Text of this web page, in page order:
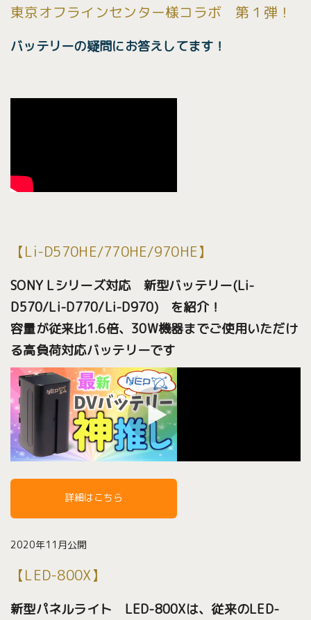
東京オフラインセンター様コラボ 第１弾！
バッテリーの疑問にお答えしてます！
【Li-D570HE/770HE/970HE】
SONY Lシリーズ対応 新型バッテリー(Li-
D570/Li-D770/Li-D970) を紹介！
容量が従来比1.6倍、30W機器までご使用いただけ
る高負荷対応バッテリーです
詳細はこちら
2020年11月公開
【LED-800X】
新型パネルライト LED-800Xは、従来のLED-